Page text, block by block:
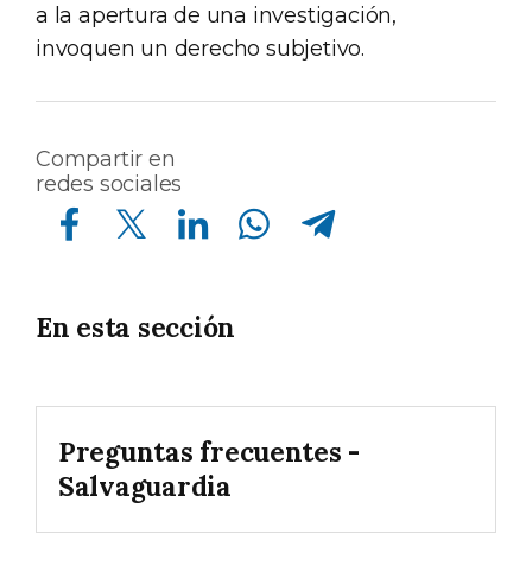
a la apertura de una investigación,
invoquen un derecho subjetivo.
Compartir en
redes sociales
Compartir en Facebook Compartir en Twitter Compartir en Linkedin Compartir en Whatsapp
En esta sección
Preguntas frecuentes -
Salvaguardia